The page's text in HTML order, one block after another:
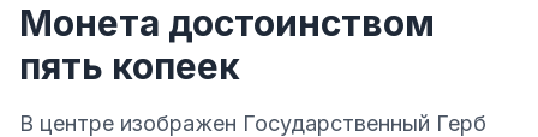
Монета достоинством
пять копеек
В центре изображен Государственный Герб